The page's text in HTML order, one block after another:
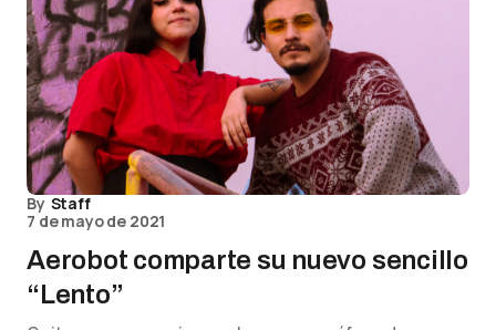
By Staff
7 de mayo de 2021
Aerobot comparte su nuevo sencillo
“Lento”